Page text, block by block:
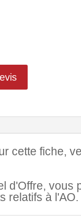
cette fiche,
d'Offre, vous
relatifs à